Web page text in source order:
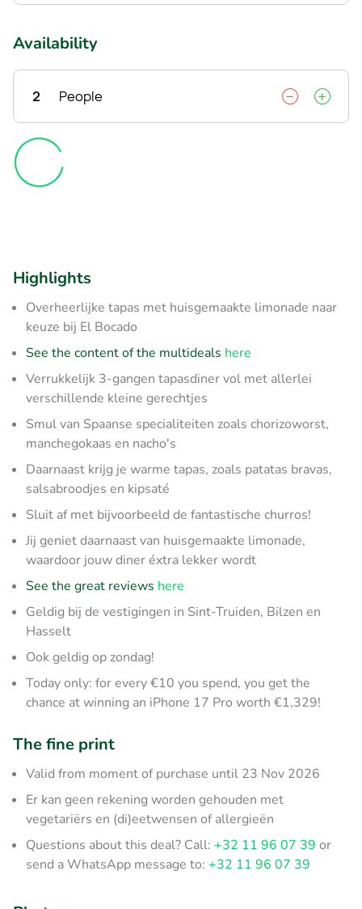
Availability
2 People
Highlights
Overheerlijke tapas met huisgemaakte limonade naar
keuze bij El Bocado
See the content of the multideals here
Verrukkelijk 3-gangen tapasdiner vol met allerlei
verschillende kleine gerechtjes
Smul van Spaanse specialiteiten zoals chorizoworst,
manchegokaas en nacho's
Daarnaast krijg je warme tapas, zoals patatas bravas,
salsabroodjes en kipsaté
Sluit af met bijvoorbeeld de fantastische churros!
Jij geniet daarnaast van huisgemaakte limonade,
waardoor jouw diner éxtra lekker wordt
See the great reviews here
Geldig bij de vestigingen in Sint-Truiden, Bilzen en
Hasselt
Ook geldig op zondag!
Today only: for every €10 you spend, you get the
chance at winning an iPhone 17 Pro worth €1,329!
The fine print
Valid from moment of purchase until 23 Nov 2026
Er kan geen rekening worden gehouden met
vegetariërs en (di)eetwensen of allergieën
Questions about this deal? Call: +32 11 96 07 39 or
send a WhatsApp message to: +32 11 96 07 39